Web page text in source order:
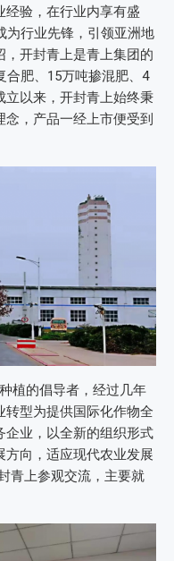
经验，在行业内享有盛
为行业先锋，引领亚洲地
，开封青上是青上集团的
合肥、15万吨掺混肥、4
立以来，开封青上始终秉
念，产品一经上市便受到
植的倡导者，经过几年
转型为提供国际化作物全
企业，以全新的组织形式
向，适应现代农业发展
青上参观交流，主要就